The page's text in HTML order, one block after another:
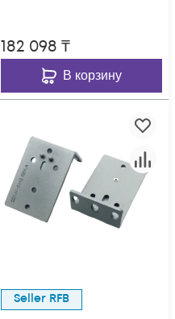
182 098 ₸
В корзину
Seller RFB